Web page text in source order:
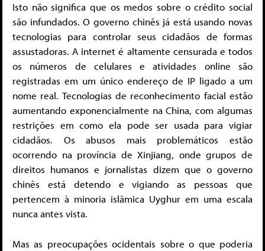
Isto não significa que os medos sobre o crédito social
são infundados. O governo chinês já está usando novas
tecnologias para controlar seus cidadãos de formas
assustadoras. A internet é altamente censurada e todos
os números de celulares e atividades online são
registradas em um único endereço de IP ligado a um
nome real. Tecnologias de reconhecimento facial estão
aumentando exponencialmente na China, com algumas
restrições em como ela pode ser usada para vigiar
cidadãos. Os abusos mais problemáticos estão
ocorrendo na província de Xinjiang, onde grupos de
direitos humanos e jornalistas dizem que o governo
chinês está detendo e vigiando as pessoas que
pertencem à minoria islâmica Uyghur em uma escala
nunca antes vista.
Mas as preocupações ocidentais sobre o que poderia